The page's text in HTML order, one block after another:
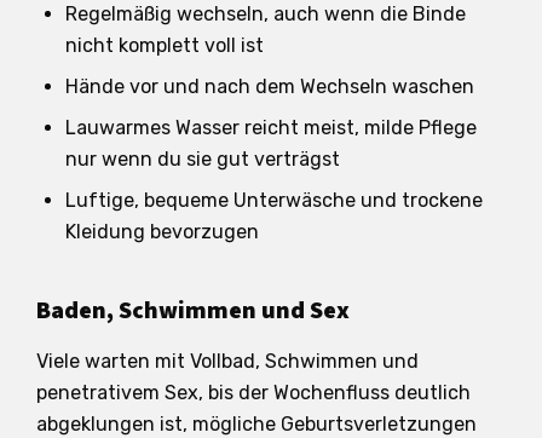
Regelmäßig wechseln, auch wenn die Binde
nicht komplett voll ist
Hände vor und nach dem Wechseln waschen
Lauwarmes Wasser reicht meist, milde Pflege
nur wenn du sie gut verträgst
Luftige, bequeme Unterwäsche und trockene
Kleidung bevorzugen
Baden, Schwimmen und Sex
Viele warten mit Vollbad, Schwimmen und
penetrativem Sex, bis der Wochenfluss deutlich
abgeklungen ist, mögliche Geburtsverletzungen